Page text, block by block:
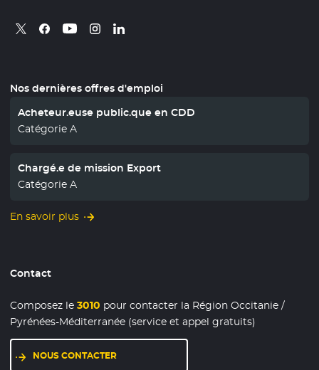
Retrouvez nous sur X
- Nouvelle fenêtre
Retrouvez nous sur Facebook
- Nouvelle fenêtre
Retrouvez nous sur Youtube
- Nouvelle fenêtre
Retrouvez nous sur Instagram
- Nouvelle fenêtre
Retrouvez nous sur Linkedin
- Nouvelle fenêtre
Nos dernières offres d'emploi
Acheteur.euse public.que en CDD
Catégorie A
Chargé.e de mission Export
Catégorie A
En savoir plus
Contact
Composez le3010 pour contacter la Région Occitanie /
Pyrénées-Méditerranée (service et appel gratuits)
NOUS CONTACTER